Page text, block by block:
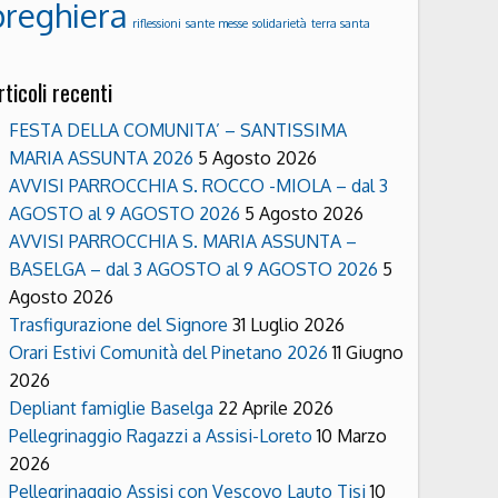
riflessioni sante messe solidarietà terra santa
recenti
FESTA DELLA COMUNITA’ – SANTISSIMA
MARIA ASSUNTA 2026 5 Agosto 2026
AVVISI PARROCCHIA S. ROCCO -MIOLA – dal 3
AGOSTO al 9 AGOSTO 2026 5 Agosto 2026
AVVISI PARROCCHIA S. MARIA ASSUNTA –
BASELGA – dal 3 AGOSTO al 9 AGOSTO 2026 5
Agosto 2026
Trasfigurazione del Signore 31 Luglio 2026
Orari Estivi Comunità del Pinetano 2026 11 Giugno
2026
Depliant famiglie Baselga 22 Aprile 2026
Pellegrinaggio Ragazzi a Assisi-Loreto 10 Marzo
2026
Pellegrinaggio Assisi con Vescovo Lauto Tisi 10